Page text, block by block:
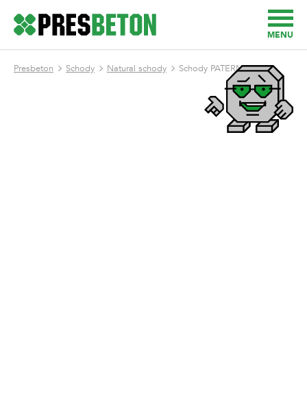
MENU
Presbeton Schody Natural schody Schody PATERN